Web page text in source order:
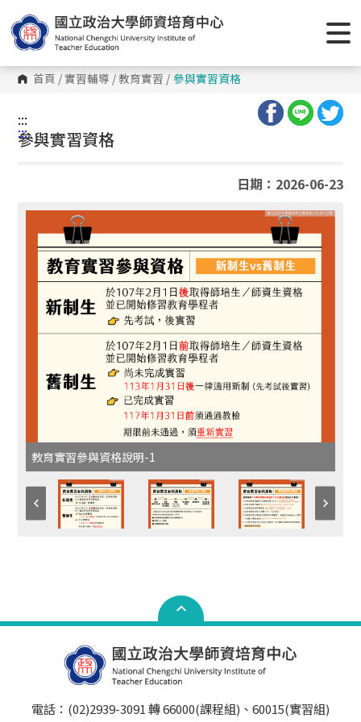
到
主
要
內
容
區 首頁 /實習輔導 /教育實習 / 參與實習資格
:::
:::
參與實習資格
日期：2026-06-23
教育實習參與資格說明-1
電話：(02)2939-3091 轉 66000(課程組)、60015(實習組)